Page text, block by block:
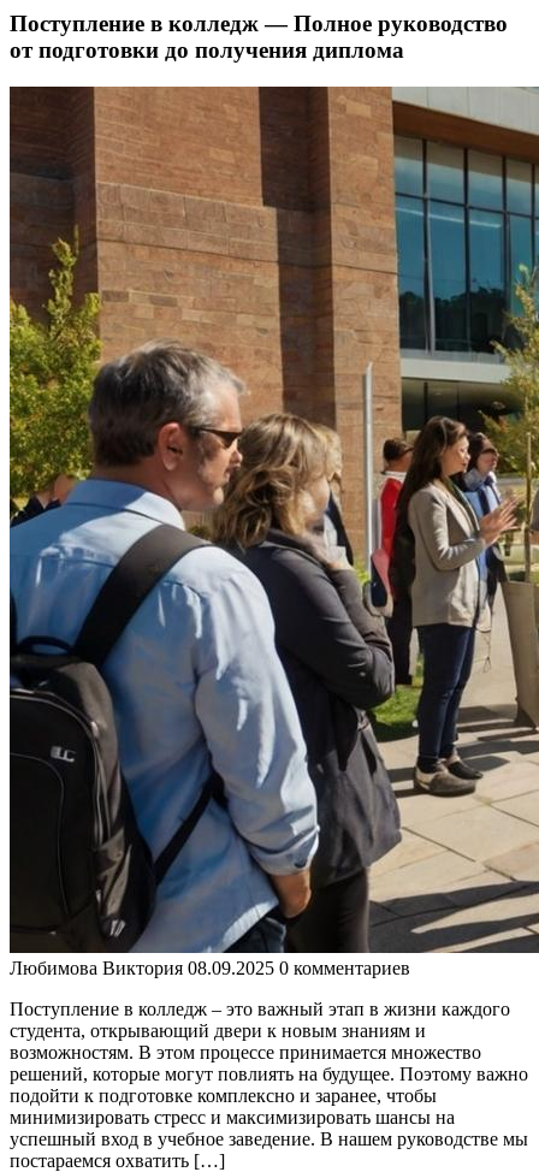
Поступление в колледж — Полное руководство
от подготовки до получения диплома
Любимова Виктория 08.09.2025 0 комментариев
Поступление в колледж – это важный этап в жизни каждого
студента, открывающий двери к новым знаниям и
возможностям. В этом процессе принимается множество
решений, которые могут повлиять на будущее. Поэтому важно
подойти к подготовке комплексно и заранее, чтобы
минимизировать стресс и максимизировать шансы на
успешный вход в учебное заведение. В нашем руководстве мы
постараемся охватить […]